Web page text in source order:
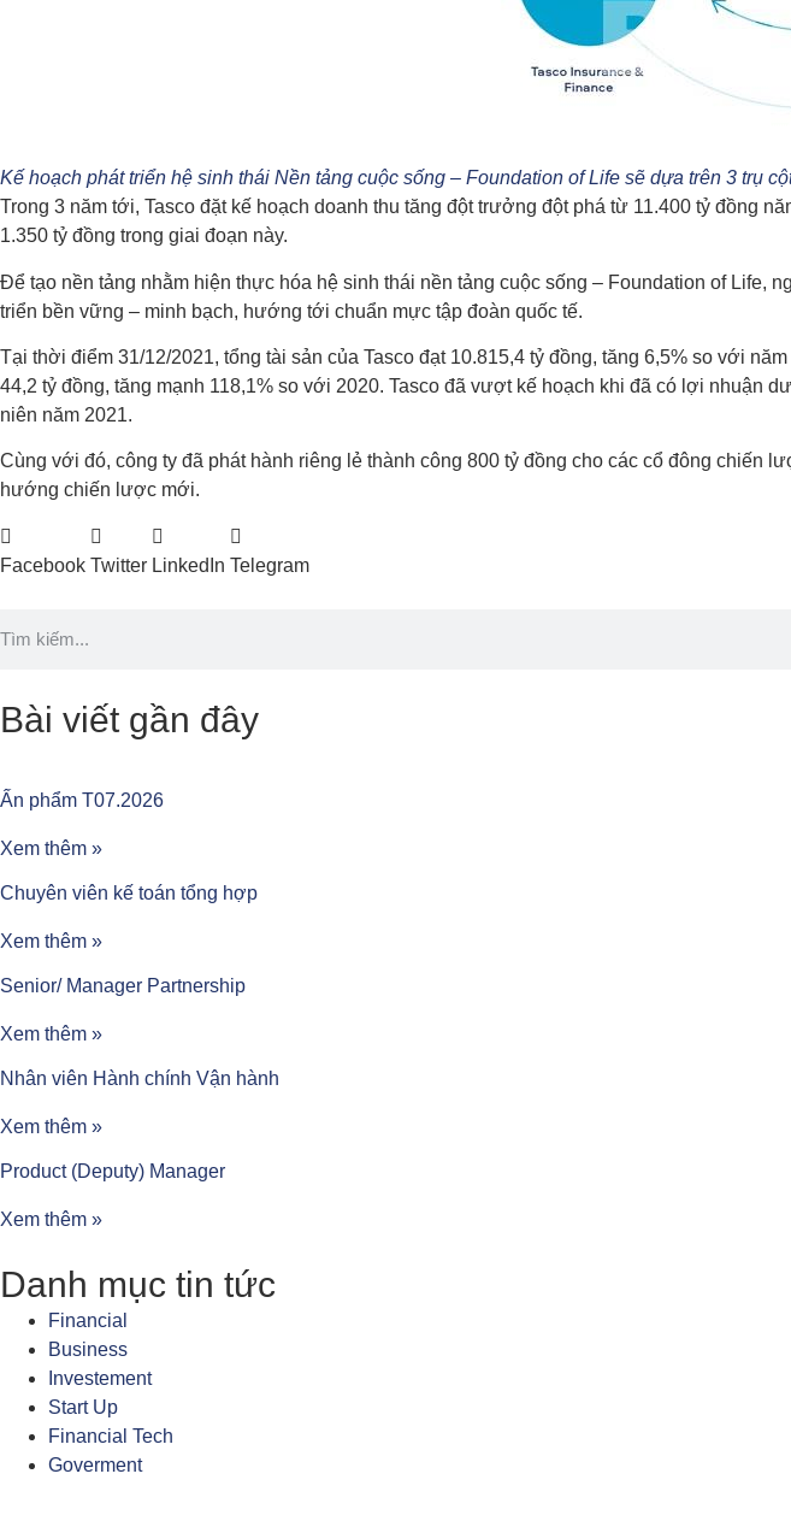
Kế hoạch phát triển hệ sinh thái Nền tảng cuộc sống – Foundation of Life sẽ dựa trên 3 trụ
Trong 3 năm tới, Tasco đặt kế hoạch doanh thu tăng đột trưởng đột phá từ 11.400 tỷ đồng
1.350 tỷ đồng trong giai đoạn này.
Để tạo nền tảng nhằm hiện thực hóa hệ sinh thái nền tảng cuộc sống – Foundation of Life,
triển bền vững – minh bạch, hướng tới chuẩn mực tập đoàn quốc tế.
Tại thời điểm 31/12/2021, tổng tài sản của Tasco đạt 10.815,4 tỷ đồng, tăng 6,5% so với
44,2 tỷ đồng, tăng mạnh 118,1% so với 2020. Tasco đã vượt kế hoạch khi đã có lợi
niên năm 2021.
Cùng với đó, công ty đã phát hành riêng lẻ thành công 800 tỷ đồng cho các cổ đông chiến
hướng chiến lược mới.
Facebook Twitter LinkedIn Telegram
Bài viết gần đây
Ấn phẩm T07.2026
Xem thêm »
Chuyên viên kế toán tổng hợp
Xem thêm »
Senior/ Manager Partnership
Xem thêm »
Nhân viên Hành chính Vận hành
Xem thêm »
Product (Deputy) Manager
Xem thêm »
Danh mục tin tức
Financial
Business
Investement
Start Up
Financial Tech
Goverment